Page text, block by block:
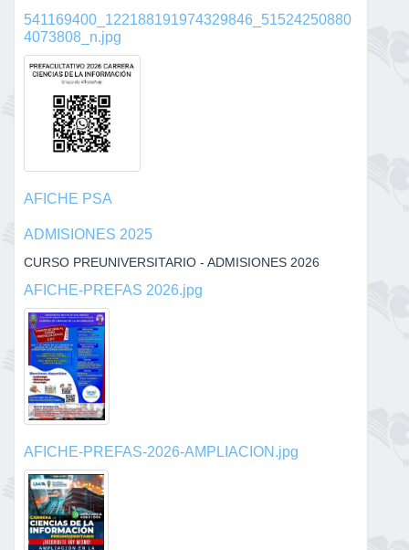
541169400_122188191974329846_51524250880
4073808_n.jpg
AFICHE PSA
ADMISIONES 2025
CURSO PREUNIVERSITARIO - ADMISIONES 2026
AFICHE-PREFAS 2026.jpg
AFICHE-PREFAS-2026-AMPLIACION.jpg